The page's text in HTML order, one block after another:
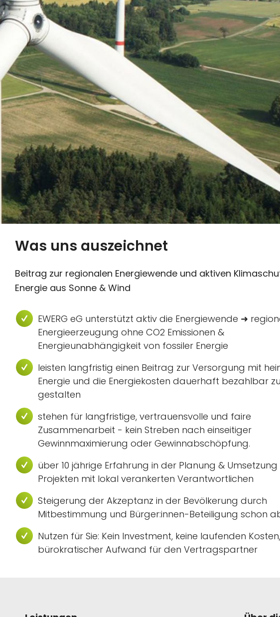
Was uns auszeichnet
Beitrag zur regionalen Energiewende und aktiven
Energie aus Sonne & Wind
EWERG eG unterstützt aktiv die Energiewende ➜
Energieerzeugung ohne CO2 Emissionen &
Energieunabhängigkeit von fossiler Energie
leisten langfristig einen Beitrag zur Versorgung mit
Energie und die Energiekosten dauerhaft bezahlbar zu
gestalten
stehen für langfristige, vertrauensvolle und faire
Zusammenarbeit - kein Streben nach einseitiger
Gewinnmaximierung oder Gewinnabschöpfung.
über 10 jährige Erfahrung in der Planung & Umsetzung
Projekten mit lokal verankerten Verantwortlichen
Steigerung der Akzeptanz in der Bevölkerung durch
Mitbestimmung und Bürger:innen-Beteiligung schon
Nutzen für Sie: Kein Investment, keine laufenden
bürokratischer Aufwand für den Vertragspartner